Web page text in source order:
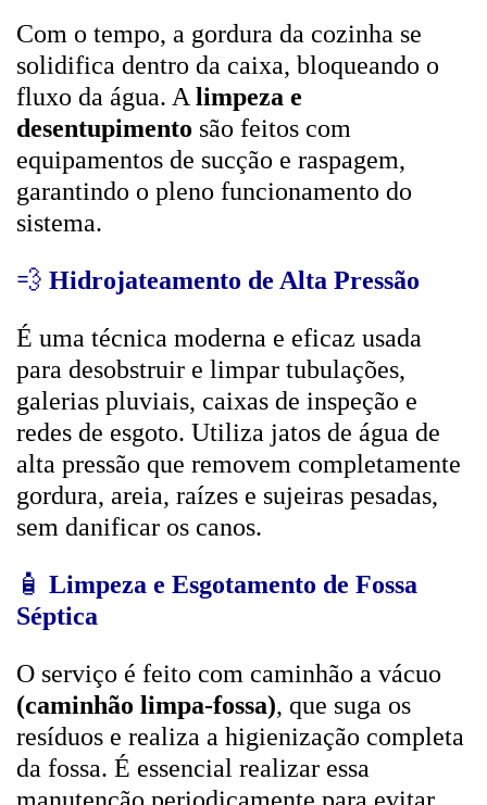
Com o tempo, a gordura da cozinha se
solidifica dentro da caixa, bloqueando o
fluxo da água. A limpeza e
desentupimento são feitos com
equipamentos de sucção e raspagem,
garantindo o pleno funcionamento do
sistema.
💨 Hidrojateamento de Alta Pressão
É uma técnica moderna e eficaz usada
para desobstruir e limpar tubulações,
galerias pluviais, caixas de inspeção e
redes de esgoto. Utiliza jatos de água de
alta pressão que removem completamente
gordura, areia, raízes e sujeiras pesadas,
sem danificar os canos.
🧴 Limpeza e Esgotamento de Fossa
Séptica
O serviço é feito com caminhão a vácuo
(caminhão limpa-fossa), que suga os
resíduos e realiza a higienização completa
da fossa. É essencial realizar essa